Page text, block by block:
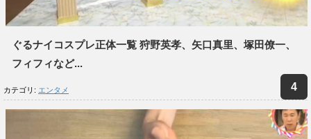
ぐるナイコスプレ正体一覧 狩野英孝、矢口真里、塚田僚一、
フィフィなど...
カテゴリ: エンタメ